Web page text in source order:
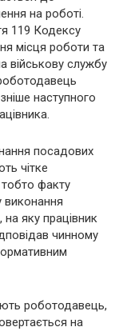
на роботі.
119 Кодексу
місця роботи та
військову службу
наступного
посадових
чітке
факту
виконання
яку працівник
чинному
роботодавець,
на